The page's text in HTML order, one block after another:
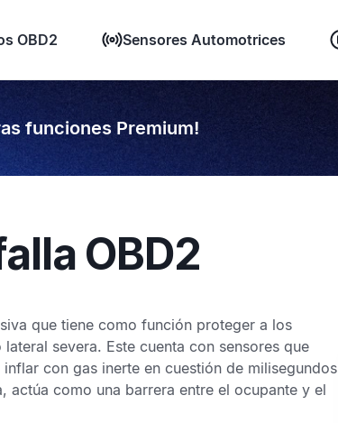
OBD2 Sensores Automotrices
funciones Premium!
OBD2
que tiene como función proteger a los
severa. Este cuenta con sensores que
con gas inerte en cuestión de milisegundos
actúa como una barrera entre el ocupante y el